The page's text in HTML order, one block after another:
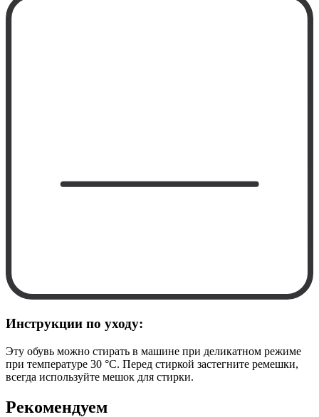
Инструкции по уходу:
Эту обувь можно стирать в машине при деликатном режиме
при температуре 30 °C. Перед стиркой застегните ремешки,
всегда используйте мешок для стирки.
Рекомендуем